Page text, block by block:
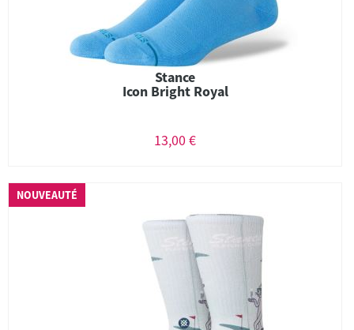
Stance
Icon Bright Royal
13,00 €
NOUVEAUTÉ